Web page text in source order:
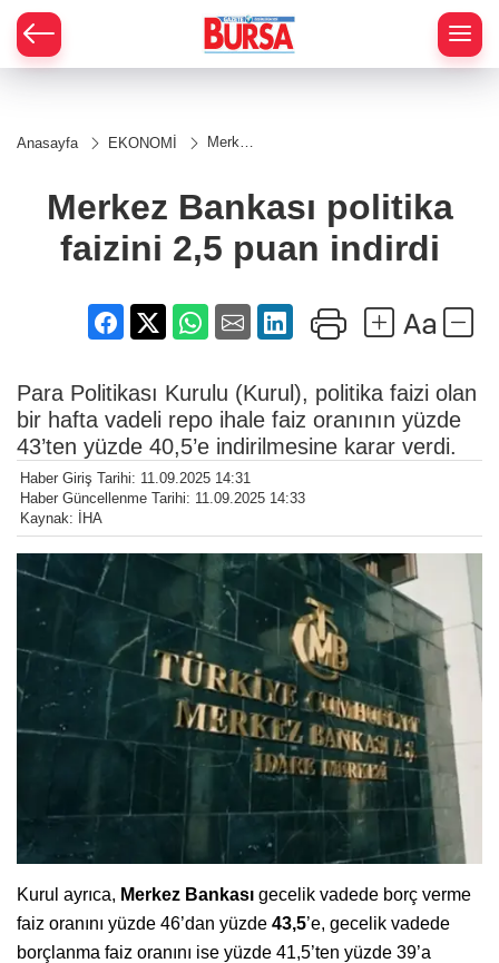
Anasayfa EKONOMİ
Merkez
2,5
indirdi
Merkez Bankası politika
faizini 2,5 puan indirdi
Para Politikası Kurulu (Kurul), politika faizi olan
bir hafta vadeli repo ihale faiz oranının yüzde
43’ten yüzde 40,5’e indirilmesine karar verdi.
Haber Giriş Tarihi: 11.09.2025 14:31
Haber Güncellenme Tarihi: 11.09.2025 14:33
Kaynak: İHA
Kurul ayrıca, Merkez Bankası gecelik vadede borç verme
faiz oranını yüzde 46’dan yüzde 43,5’e, gecelik vadede
borçlanma faiz oranını ise yüzde 41,5’ten yüzde 39’a